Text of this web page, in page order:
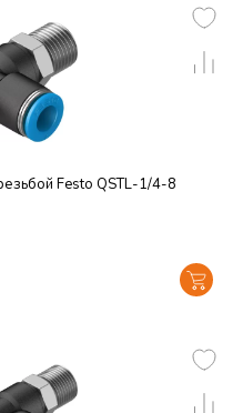
Festo QSTL-1/4-8